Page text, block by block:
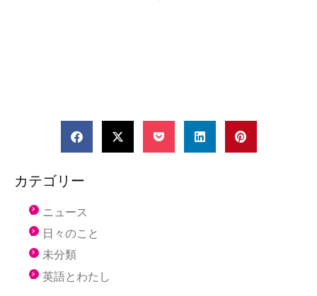
カテゴリー
ニュース
日々のこと
未分類
英語とわたし